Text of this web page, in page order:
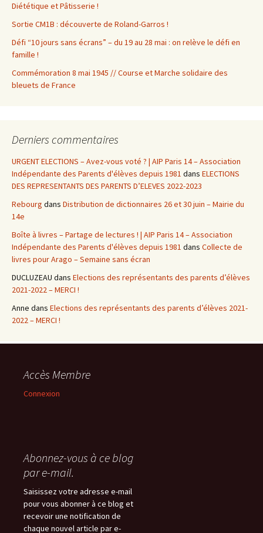
Diététique et Pâtisserie !
Sortie CM1B : découverte de Roland-Garros !
Défi “10 jours sans écrans” – du 19 au 28 mai : on relève le défi en
famille !
Commémoration 8 mai 1945 // Course et Marche solidaire des
bleuets de France
Derniers commentaires
URGENT ELECTIONS – Avez-vous voté ? | AIP Paris 14 – Association
Indépendante des Parents d'élèves depuis 1981 dans ELECTIONS
DES REPRESENTANTS DES PARENTS D’ELEVES 2022-2023
Rebourg dans Distribution de dictionnaires 26 et 30 juin – Mairie du
14e
Boîte à livres – Partage de lectures ! | AIP Paris 14 – Association
Indépendante des Parents d'élèves depuis 1981 dans Collecte de
livres pour Arago – Semaine sans écran
DUCLUZEAU dans Elections des représentants des parents d’élèves
2021-2022 – MERCI !
Anne dans Elections des représentants des parents d’élèves 2021-
2022 – MERCI !
Accès Membre
Connexion
Abonnez-vous à ce blog
par e-mail.
Saisissez votre adresse e-mail
pour vous abonner à ce blog et
recevoir une notification de
chaque nouvel article par e-